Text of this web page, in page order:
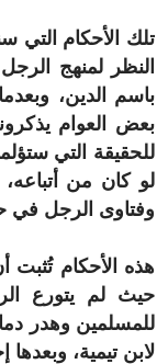
تلك الأحكام التي
النظر لمنهج
باسم الدين،
بعض العوام
للحقيقة التي
لو كان من
وفتاوى الرجل في
هذه الأحكام تُثبت
حيث لم يتورع
للمسلمين وهدر
لابن تيمية،